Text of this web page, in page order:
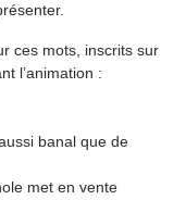
ces mots, inscrits sur
l’animation :
banal que de
met en vente